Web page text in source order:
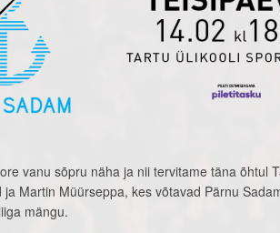
vanu sõpru näha ja nii tervitame täna õhtul
ja Martin Müürseppa, kes võtavad Pärnu
mängu.